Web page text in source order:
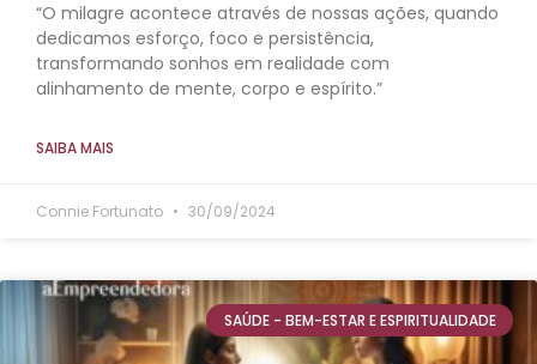
“O milagre acontece através de nossas ações, quando
dedicamos esforço, foco e persistência,
transformando sonhos em realidade com
alinhamento de mente, corpo e espírito.”
SAIBA MAIS
Connie Fortunato 30/09/2024
SAÚDE - BEM-ESTAR E ESPIRITUALIDADE